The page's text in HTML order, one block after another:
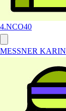
4.NCO40
MESSNER KARIN